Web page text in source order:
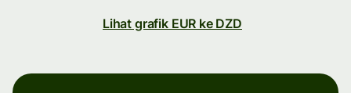
Lihat grafik EUR ke DZD